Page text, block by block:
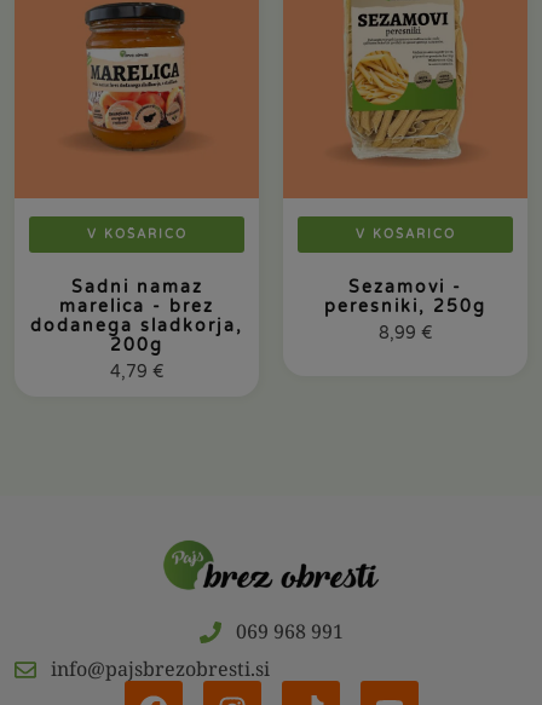
V KOŠARICO
Sadni namaz
marelica - brez
dodanega sladkorja,
200g
4,79 €
V KOŠARICO
Sezamovi -
peresniki, 250g
8,99 €
069 968 991
info@pajsbrezobresti.si